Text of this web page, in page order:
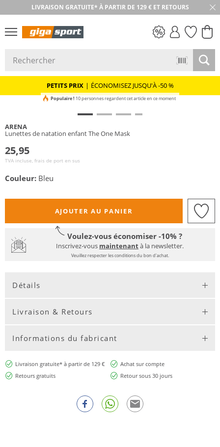
LIVRAISON GRATUITE* À PARTIR DE 129 € ET RETOURS
RETOUR SOUS 30 JOURS
PETITS PRIX | ÉCONOMISEZ JUSQU'À -50 %
Populaire ! 10 personnes regardent cet article en ce moment
ARENA
Lunettes de natation enfant The One Mask
25,95
TVA incluse, frais de port en sus
Couleur: Bleu
AJOUTER AU PANIER
Voulez-vous économiser -10% ?
Inscrivez-vous maintenantà la newsletter.
Veuillez respecter les conditions du bon d'achat.
Détails
Livraison & Retours
Informations du fabricant
Livraison gratuite* à partir de 129 €
Achat sur compte
Retours gratuits
Retour sous 30 jours